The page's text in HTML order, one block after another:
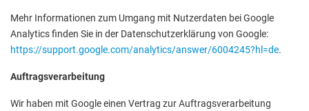
Mehr Informationen zum Umgang mit Nutzerdaten bei Google
Analytics finden Sie in der Datenschutzerklärung von Google:
https://support.google.com/analytics/answer/6004245?hl=de.
Auftragsverarbeitung
Wir haben mit Google einen Vertrag zur Auftragsverarbeitung